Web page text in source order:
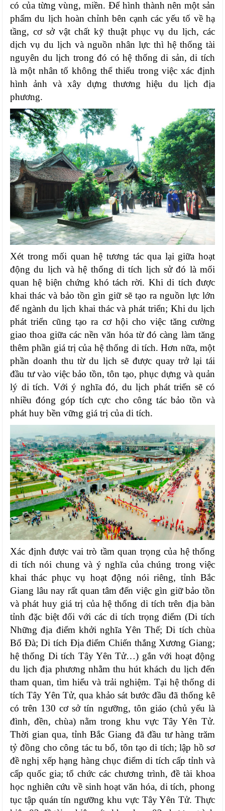
có của từng vùng, miền. Để hình thành nên một sản
phẩm du lịch hoàn chỉnh bên cạnh các yếu tố về hạ
tầng, cơ sở vật chất kỹ thuật phục vụ du lịch, các
dịch vụ du lịch và nguồn nhân lực thì hệ thống tài
nguyên du lịch trong đó có hệ thống di sản, di tích
là một nhân tố không thể thiếu trong việc xác định
hình ảnh và xây dựng thương hiệu du lịch địa
phương.
Xét trong mối quan hệ tương tác qua lại giữa hoạt
động du lịch và hệ thống di tích lịch sử đó là mối
quan hệ biện chứng khó tách rời. Khi di tích được
khai thác và bảo tồn gìn giữ sẽ tạo ra nguồn lực lớn
để ngành du lịch khai thác và phát triển; Khi du lịch
phát triển cũng tạo ra cơ hội cho việc tăng cường
giao thoa giữa các nền văn hóa từ đó càng làm tăng
thêm phần giá trị của hệ thống di tích. Hơn nữa, một
phần doanh thu từ du lịch sẽ được quay trở lại tái
đầu tư vào việc bảo tồn, tôn tạo, phục dựng và quản
lý di tích. Với ý nghĩa đó, du lịch phát triển sẽ có
nhiều đóng góp tích cực cho công tác bảo tồn và
phát huy bền vững giá trị của di tích.
Xác định được vai trò tầm quan trọng của hệ thống
di tích nói chung và ý nghĩa của chúng trong việc
khai thác phục vụ hoạt động nói riêng, tỉnh Bắc
Giang lâu nay rất quan tâm đến việc gìn giữ bảo tồn
và phát huy giá trị của hệ thống di tích trên địa bàn
tỉnh đặc biệt đối với các di tích trọng điểm (Di tích
Những địa điểm khởi nghĩa Yên Thế; Di tích chùa
Bổ Đà; Di tích Địa điểm Chiến thắng Xương Giang;
hệ thống Di tích Tây Yên Tử…) gắn với hoạt động
du lịch địa phương nhằm thu hút khách du lịch đến
tham quan, tìm hiểu và trải nghiệm. Tại hệ thống di
tích Tây Yên Tử, qua khảo sát bước đầu đã thống kê
có trên 130 cơ sở tín ngưỡng, tôn giáo (chủ yếu là
đình, đền, chùa) nằm trong khu vực Tây Yên Tử.
Thời gian qua, tỉnh Bắc Giang đã đầu tư hàng trăm
tỷ đồng cho công tác tu bổ, tôn tạo di tích; lập hồ sơ
đề nghị xếp hạng hàng chục điểm di tích cấp tỉnh và
cấp quốc gia; tổ chức các chương trình, đề tài khoa
học nghiên cứu về sinh hoạt văn hóa, di tích, phong
tục tập quán tín ngưỡng khu vực Tây Yên Tử. Thực